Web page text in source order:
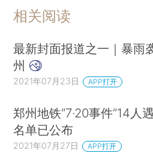
相关阅读
最新封面报道之一｜暴雨
州
2021年07月23日 APP打开
郑州地铁“7·20事件”14人
名单已公布
2021年07月27日 APP打开